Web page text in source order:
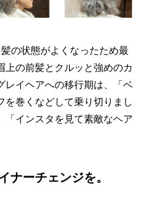
の状態がよくなったため最
上の前髪とクルッと強めのカ
レイヘアへの移行期は、「ベ
を巻くなどして乗り切りまし
「インスタを見て素敵なヘア
ナーチェンジを。